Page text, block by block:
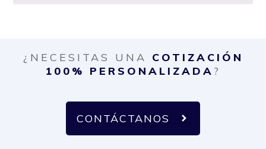
¿NECESITAS UNA COTIZACIÓN
100% PERSONALIZADA ?
CONTÁCTANOS